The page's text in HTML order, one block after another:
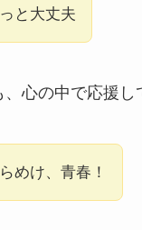
と大丈夫
心の中で応援し
めけ、青春！